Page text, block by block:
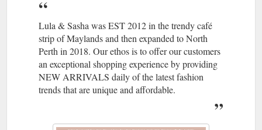
Lula & Sasha was EST 2012 in the trendy café
strip of Maylands and then expanded to North
Perth in 2018. Our ethos is to offer our customers
an exceptional shopping experience by providing
NEW ARRIVALS daily of the latest fashion
trends that are unique and affordable.